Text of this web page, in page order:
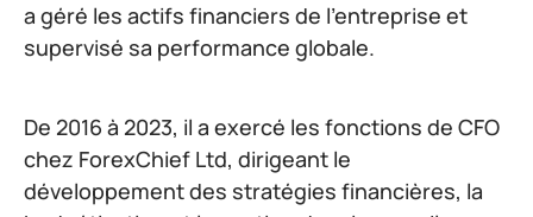
a géré les actifs financiers de l’entreprise et
supervisé sa performance globale.
De 2016 à 2023, il a exercé les fonctions de CFO
chez ForexChief Ltd, dirigeant le
développement des stratégies financières, la